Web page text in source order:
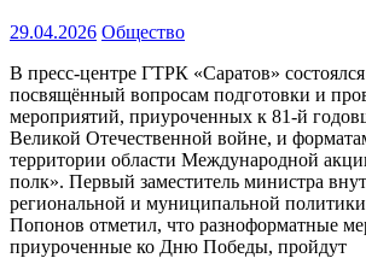
29.04.2026 Общество
В пресс‑центре ГТРК «Саратов»
посвящённый вопросам подготовки и
мероприятий, приуроченных к 81-й
Великой Отечественной войне, и
территории области Международной
полк». Первый заместитель министра
региональной и муниципальной
Попонов отметил, что разноформатные
приуроченные ко Дню Победы, пройдут